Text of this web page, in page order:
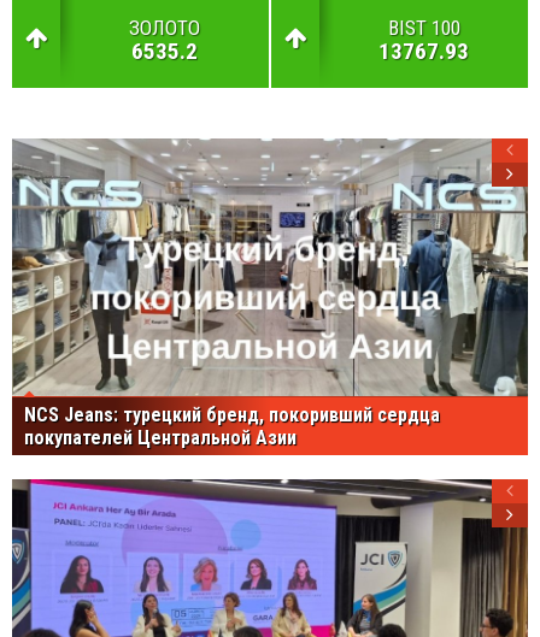
ЗОЛОТО
6535.2
BIST 100
13767.93
NCS Jeans: турецкий бренд, покоривший сердца
покупателей Центральной Азии